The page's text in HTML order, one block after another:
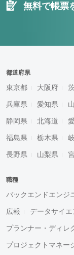
無料で帳票
都道府県
東京都 大阪府
兵庫県 愛知県
静岡県 北海道
福島県 栃木県
長野県 山梨県
職種
バックエンドエンジ
広報 データサイエ
プランナー・ディレ
プロジェクトマネー